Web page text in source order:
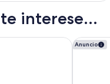
interese...
Anuncio
Casa